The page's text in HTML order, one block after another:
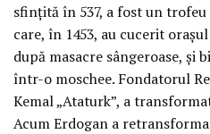
sfințită în 537, a fost un
care, în 1453, au cucerit
după masacre sângeroase, și
într-o moschee. Fondatorul
Kemal „Ataturk”, a
Acum Erdogan a